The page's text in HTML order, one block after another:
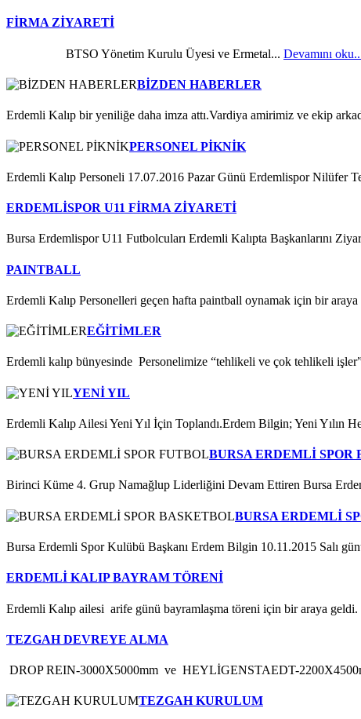
FİRMA ZİYARETİ
BTSO Yönetim Kurulu Üyesi ve Ermetal... Devamını
BİZDEN HABERLER
Erdemli Kalıp bir yeniliğe daha imza attı.Vardiya amirimiz ve ekip
PERSONEL PİKNİK
Erdemli Kalıp Personeli 17.07.2016 Pazar Günü Erdemlispor Nilüfer
ERDEMLİSPOR U11 FİRMA ZİYARETİ
Bursa Erdemlispor U11 Futbolcuları Erdemli Kalıpta Başkanlarını
PAINTBALL
Erdemli Kalıp Personelleri geçen hafta paintball oynamak için bir
EĞİTİMLER
Erdemli kalıp bünyesinde Personelimize “tehlikeli ve çok tehlikeli
YENİ YIL
Erdemli Kalıp Ailesi Yeni Yıl İçin Toplandı.Erdem Bilgin; Yeni Yılın
BURSA ERDEMLİ SPOR
Birinci Küme 4. Grup Namağlup Liderliğini Devam Ettiren Bursa
BURSA ERDEMLİ
Bursa Erdemli Spor Kulübü Başkanı Erdem Bilgin 10.11.2015 Salı
ERDEMLİ KALIP BAYRAM TÖRENİ
Erdemli Kalıp ailesi arife günü bayramlaşma töreni için bir araya geldi.
TEZGAH DEVREYE ALMA
DROP REIN-3000X5000mm ve HEYLİGENSTAEDT-
TEZGAH KURULUM